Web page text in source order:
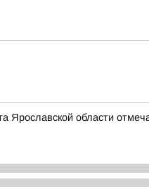
Ярославской области